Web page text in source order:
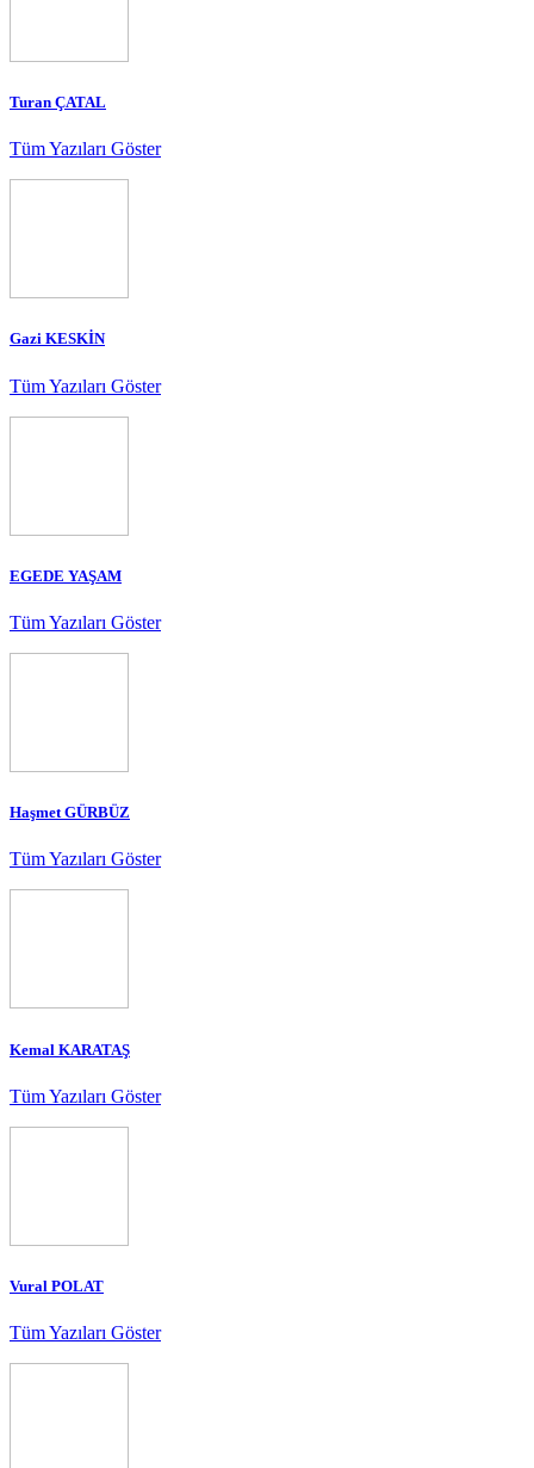
Turan ÇATAL
Tüm Yazıları Göster
Gazi KESKİN
Tüm Yazıları Göster
EGEDE YAŞAM
Tüm Yazıları Göster
Haşmet GÜRBÜZ
Tüm Yazıları Göster
Kemal KARATAŞ
Tüm Yazıları Göster
Vural POLAT
Tüm Yazıları Göster